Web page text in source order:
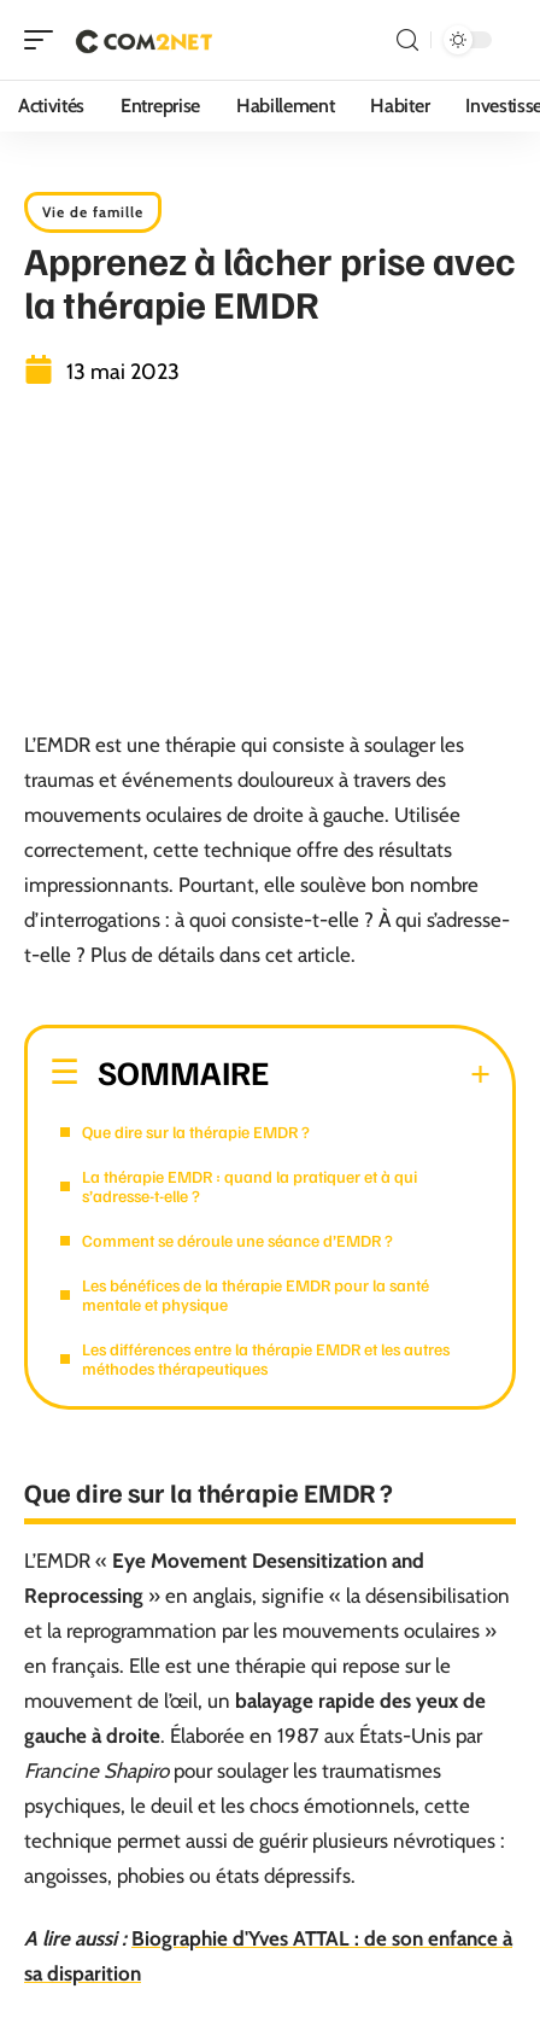
Activités Entreprise Habillement Habiter
Vie de famille
Apprenez à lâcher prise avec
la thérapie EMDR
13 mai 2023
L’EMDR est une thérapie qui consiste à soulager les
traumas et événements douloureux à travers des
mouvements oculaires de droite à gauche. Utilisée
correctement, cette technique offre des résultats
impressionnants. Pourtant, elle soulève bon nombre
d’interrogations : à quoi consiste-t-elle ? À qui s’adresse-
t-elle ? Plus de détails dans cet article.
SOMMAIRE
Que dire sur la thérapie EMDR ?
La thérapie EMDR : quand la pratiquer et à qui
s’adresse-t-elle ?
Comment se déroule une séance d’EMDR ?
Les bénéfices de la thérapie EMDR pour la santé
mentale et physique
Les différences entre la thérapie EMDR et les autres
méthodes thérapeutiques
Que dire sur la thérapie EMDR ?
L’EMDR « Eye Movement Desensitization and
Reprocessing » en anglais, signifie « la désensibilisation
et la reprogrammation par les mouvements oculaires »
en français. Elle est une thérapie qui repose sur le
mouvement de l’œil, un balayage rapide des yeux de
gauche à droite. Élaborée en 1987 aux États-Unis par
Francine Shapiropour soulager les traumatismes
psychiques, le deuil et les chocs émotionnels, cette
technique permet aussi de guérir plusieurs névrotiques :
angoisses, phobies ou états dépressifs.
A lire aussi : Biographie d'Yves ATTAL : de son enfance à
sa disparition